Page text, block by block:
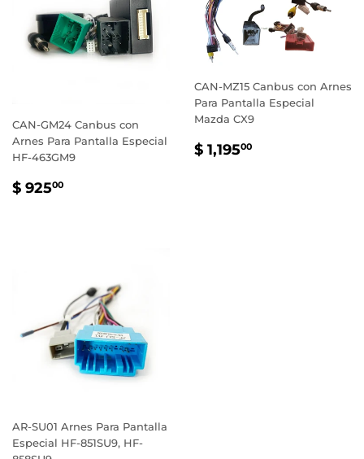
CAN-GM24 Canbus con
Arnes Para Pantalla Especial
HF-463GM9
PRECIO
$ 92500
CAN-MZ15 Canbus con Arnes
Para Pantalla Especial
Mazda CX9
PRECIO
$ 1,19500
AR-SU01 Arnes Para Pantalla
Especial HF-851SU9, HF-